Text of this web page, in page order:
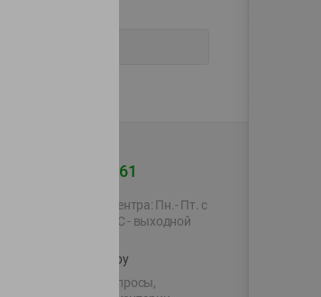
+375 44 560-60-61
Время работы Call-центра: Пн.- Пт. с
09.00 до 17.00, СБ, ВС - выходной
shop@green-market.by
Пишите нам свои вопросы,